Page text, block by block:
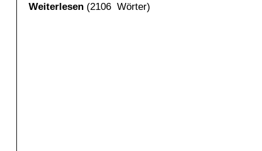
Weiterlesen (2106 Wörter)